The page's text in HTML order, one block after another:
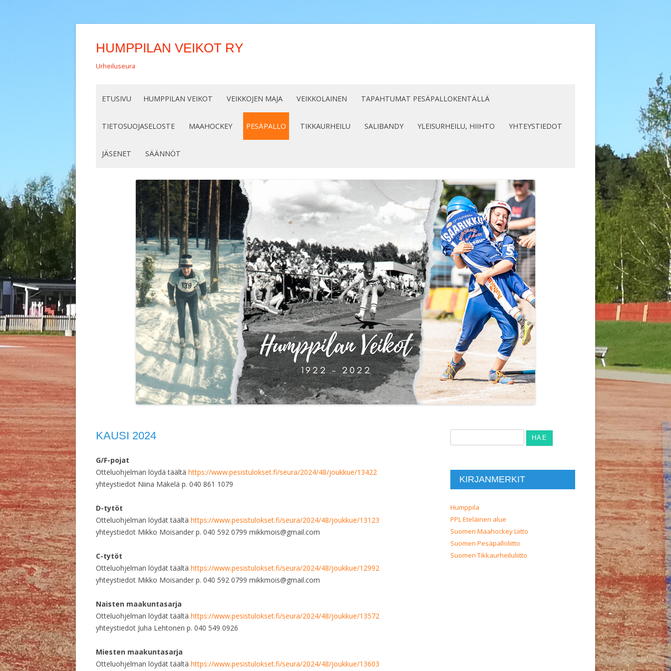
HUMPPILAN VEIKOT RY
Urheiluseura
sisältöön
ETUSIVU HUMPPILAN VEIKOT VEIKKOJEN MAJA VEIKKOLAINEN TAPAHTUMAT PESÄPALLOKENTÄLLÄ
TIETOSUOJASELOSTE MAAHOCKEY
INDOOR 2019-2020
MAAHOCKEY 2017
MAAHOCKEY 2018
MAAHOCKEY 2019
PESÄPALLO
KAUSI 2023
KAUSI 2020
TIKKAURHEILU SALIBANDY YLEISURHEILU, HIIHTO YHTEYSTIEDOT
JÄSENET SÄÄNNÖT
KAUSI 2024
G/F-pojat
Otteluohjelman löydä täältä https://www.pesistulokset.fi/seura/2024/48/joukkue/13422
yhteystiedot Niina Mäkelä p. 040 861 1079
D-tytöt
Otteluohjelman löydät täältä https://www.pesistulokset.fi/seura/2024/48/joukkue/13123
yhteystiedot Mikko Moisander p. 040 592 0799 mikkmois@gmail.com
C-tytöt
Otteluohjelman löydät täältä https://www.pesistulokset.fi/seura/2024/48/joukkue/12992
yhteystiedot Mikko Moisander p. 040 592 0799 mikkmois@gmail.com
Naisten maakuntasarja
Otteluohjelman löydät täältä https://www.pesistulokset.fi/seura/2024/48/joukkue/13572
yhteystiedot Juha Lehtonen p. 040 549 0926
Miesten maakuntasarja
Otteluohjelman löydät täältä https://www.pesistulokset.fi/seura/2024/48/joukkue/13603
KIRJANMERKIT
Humppila
PPL Eteläinen alue
Suomen Maahockey Liitto
Suomen Pesäpalloliitto
Suomen Tikkaurheiluliitto